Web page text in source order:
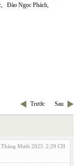
Đào Ngọc Phách,
Trước Sau
Tháng Mười 2025 2:29 CH